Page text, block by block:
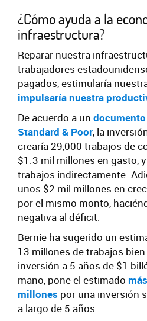
¿Cómo ayuda a la
infraestructura?
Reparar nuestra
trabajadores
pagados, estimularía
impulsaría nuestra
De acuerdo a un
Standard & Poor, la
crearía 29,000 trabajos de
$1.3 mil millones en gasto,
trabajos indirectamente.
unos $2 mil millones en
por el mismo monto,
negativa al déficit.
Bernie ha sugerido un
13 millones de trabajos
inversión a 5 años de $1
mano, pone el estimado
millones por una inversión
a largo de 5 años.